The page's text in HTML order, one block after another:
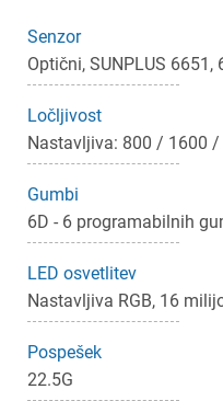
Senzor
Optični, SUNPLUS
Ločljivost
Nastavljiva: 800 / 1600
Gumbi
6D - 6 programabilnih
LED osvetlitev
Nastavljiva RGB, 16
Pospešek
22.5G